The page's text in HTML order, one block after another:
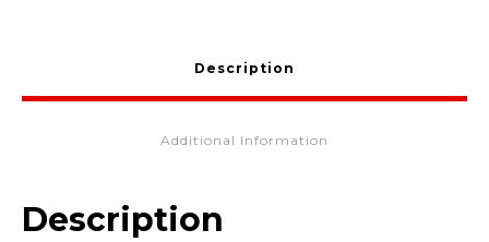
Description
Additional Information
Description